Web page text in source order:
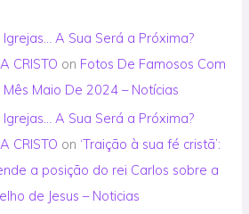
A Sua Será a Próxima?
CRISTO on Fotos De Famosos Com
Maio De 2024 – Notícias
A Sua Será a Próxima?
CRISTO on ‘Traição à sua fé cristã’:
a posição do rei Carlos sobre a
de Jesus – Noticias